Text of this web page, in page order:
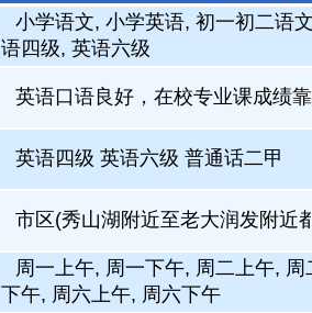
小学语文, 小学英语, 初一初二语
语四级, 英语六级
英语口语良好，在校专业课成绩
英语四级 英语六级 普通话二甲
市区(秀山湖附近至老大润发附近
周一上午, 周一下午, 周二上午,
下午, 周六上午, 周六下午